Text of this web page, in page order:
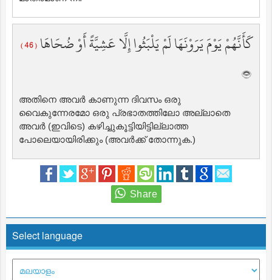
كَأَنَّهُمْ يَوْمَ يَرَوْنَهَا لَمْ يَلْبَثُوا إِلَّا عَشِيَّةً أَوْ ضُحَاهَا ( 46 )
അതിനെ അവര്‍ കാണുന്ന ദിവസം ഒരു
വൈകുന്നേരമോ ഒരു പ്രഭാതത്തിലോ അല്ലാതെ
അവര്‍ (ഇവിടെ) കഴിച്ചുകൂട്ടിയിട്ടില്ലാത്ത
പോലെയായിരിക്കും (അവര്‍ക്ക് തോന്നുക.)
Select language